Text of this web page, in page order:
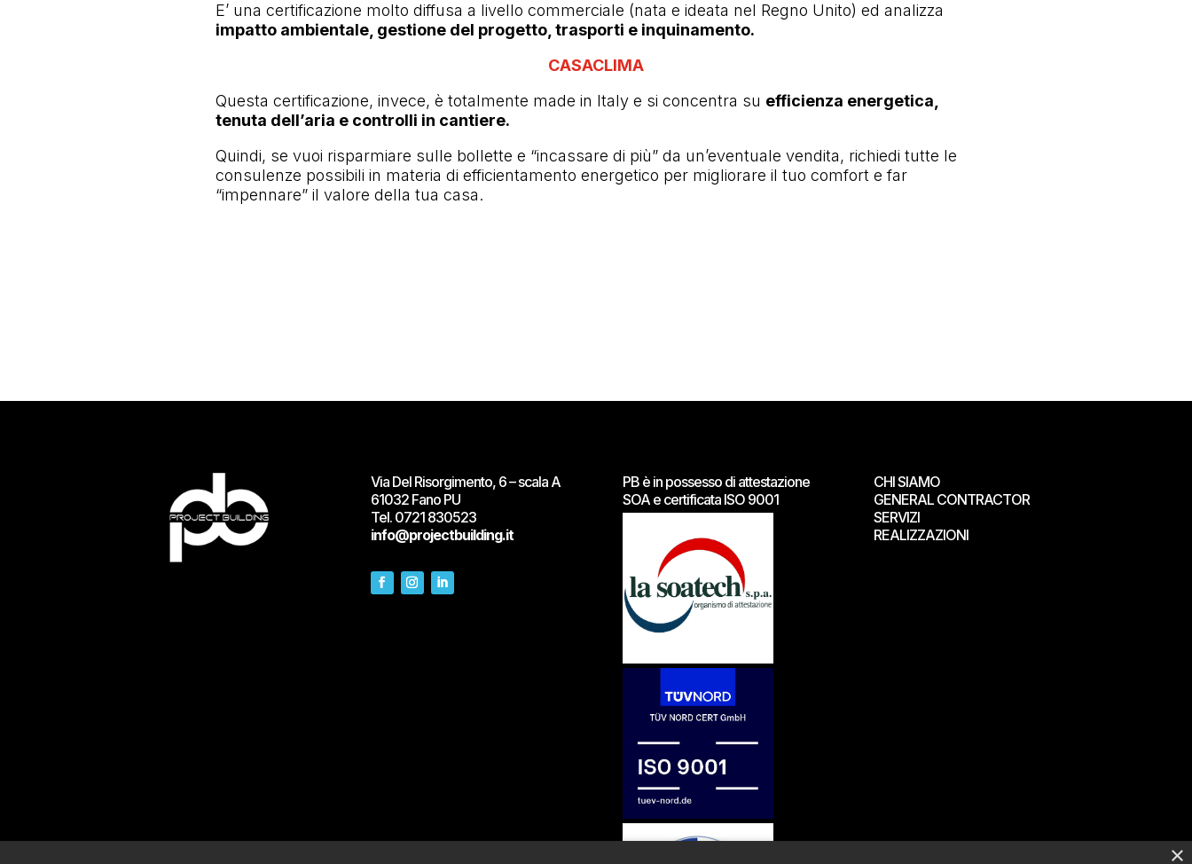
E’ una certificazione molto diffusa a livello commerciale (nata e ideata nel Regno Unito) ed analizza
impatto ambientale, gestione del progetto, trasporti e inquinamento.
CASACLIMA
Questa certificazione, invece, è totalmente made in Italy e si concentra su efficienza energetica,
tenuta dell’aria e controlli in cantiere.
Quindi, se vuoi risparmiare sulle bollette e “incassare di più” da un’eventuale vendita, richiedi tutte le
consulenze possibili in materia di efficientamento energetico per migliorare il tuo comfort e far
“impennare” il valore della tua casa.
Via Del Risorgimento, 6 – scala A
61032 Fano PU
Tel. 0721 830523
info@projectbuilding.it
PB è in possesso di attestazione
SOA e certificata ISO 9001
CHI SIAMO
GENERAL CONTRACTOR
SERVIZI
REALIZZAZIONI
×